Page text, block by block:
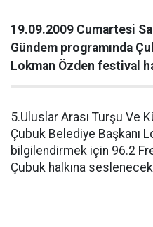
19.09.2009 Cumartesi
Gündem programında
Lokman Özden festival
5.Uluslar Arası Turşu Ve
Çubuk Belediye Başkanı
bilgilendirmek için 96.2
Çubuk halkına